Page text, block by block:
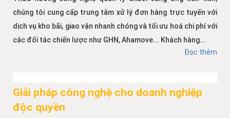
chúng tôi cung cấp trung tâm xử lý đơn hàng trực tuyến với
dịch vụ kho bãi, giao vận nhanh chóng và tối ưu hoá chi phí với
các đối tác chiến lược như GHN, Ahamove... Khách hàng...
Đọc thêm
Giải pháp công nghệ cho doanh nghiệp
độc quyền